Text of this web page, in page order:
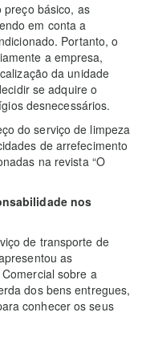
preço básico, as
em conta a
Portanto, o
a empresa,
da unidade
se adquire o
desnecessários.
do serviço de limpeza
de arrefecimento
na revista “O
nos
de transporte de
as
sobre a
dos bens entregues,
conhecer os seus